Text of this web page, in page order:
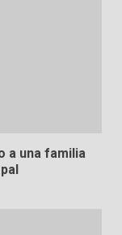
a una familia